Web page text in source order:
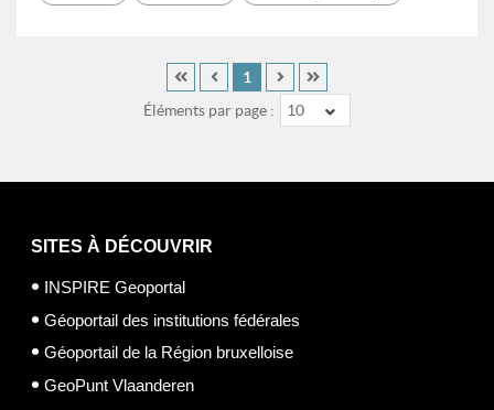
Éléments par page : 10
1
SITES À DÉCOUVRIR
INSPIRE Geoportal
Géoportail des institutions fédérales
Géoportail de la Région bruxelloise
GeoPunt Vlaanderen